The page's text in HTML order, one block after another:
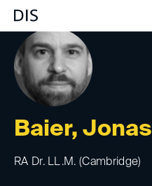
Baier, Jonas
RA Dr. LL.M. (Cambridge)